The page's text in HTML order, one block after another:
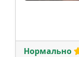
Нормально